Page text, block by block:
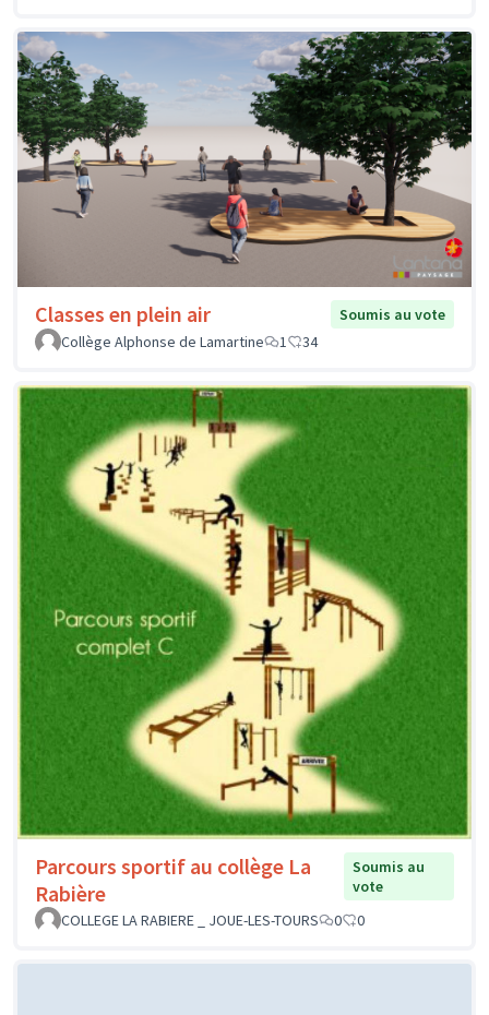
Classes en plein air
Soumis au vote
Collège Alphonse de Lamartine
1 34
Parcours sportif au collège La
Rabière
Soumis au
vote
COLLEGE LA RABIERE _ JOUE-LES-TOURS
0 0